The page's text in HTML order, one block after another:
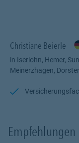
bin für Sie da.
Christiane Beierle
in Iserlohn, Hemer,
Meinerzhagen,
Empfehlungen